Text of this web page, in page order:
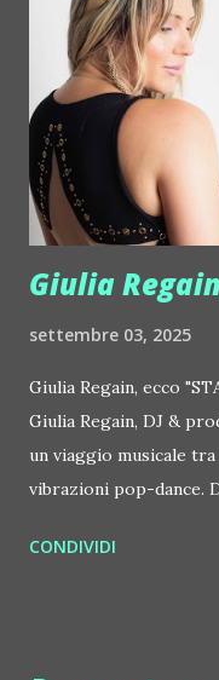
http://
http://
http://
Orchestra feat.
http://
http://
Centrale Elettrica Loco
http://
Giulia
settembre 03, 2025
Giulia Regain, ecco
Giulia Regain, DJ &
un viaggio musicale
vibrazioni pop-dance.
seconda release
CONDIVIDI